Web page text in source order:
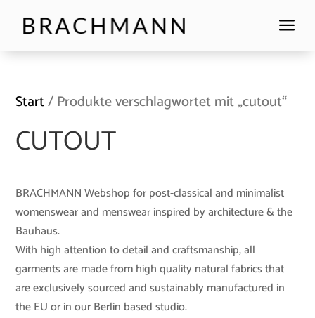
a
Start/ Produkte verschlagwortet mit „cutout“
CUTOUT
BRACHMANN Webshop for post-classical and minimalist
womenswear and menswear inspired by architecture & the
Bauhaus.
With high attention to detail and craftsmanship, all
garments are made from high quality natural fabrics that
are exclusively sourced and sustainably manufactured in
the EU or in our Berlin based studio.